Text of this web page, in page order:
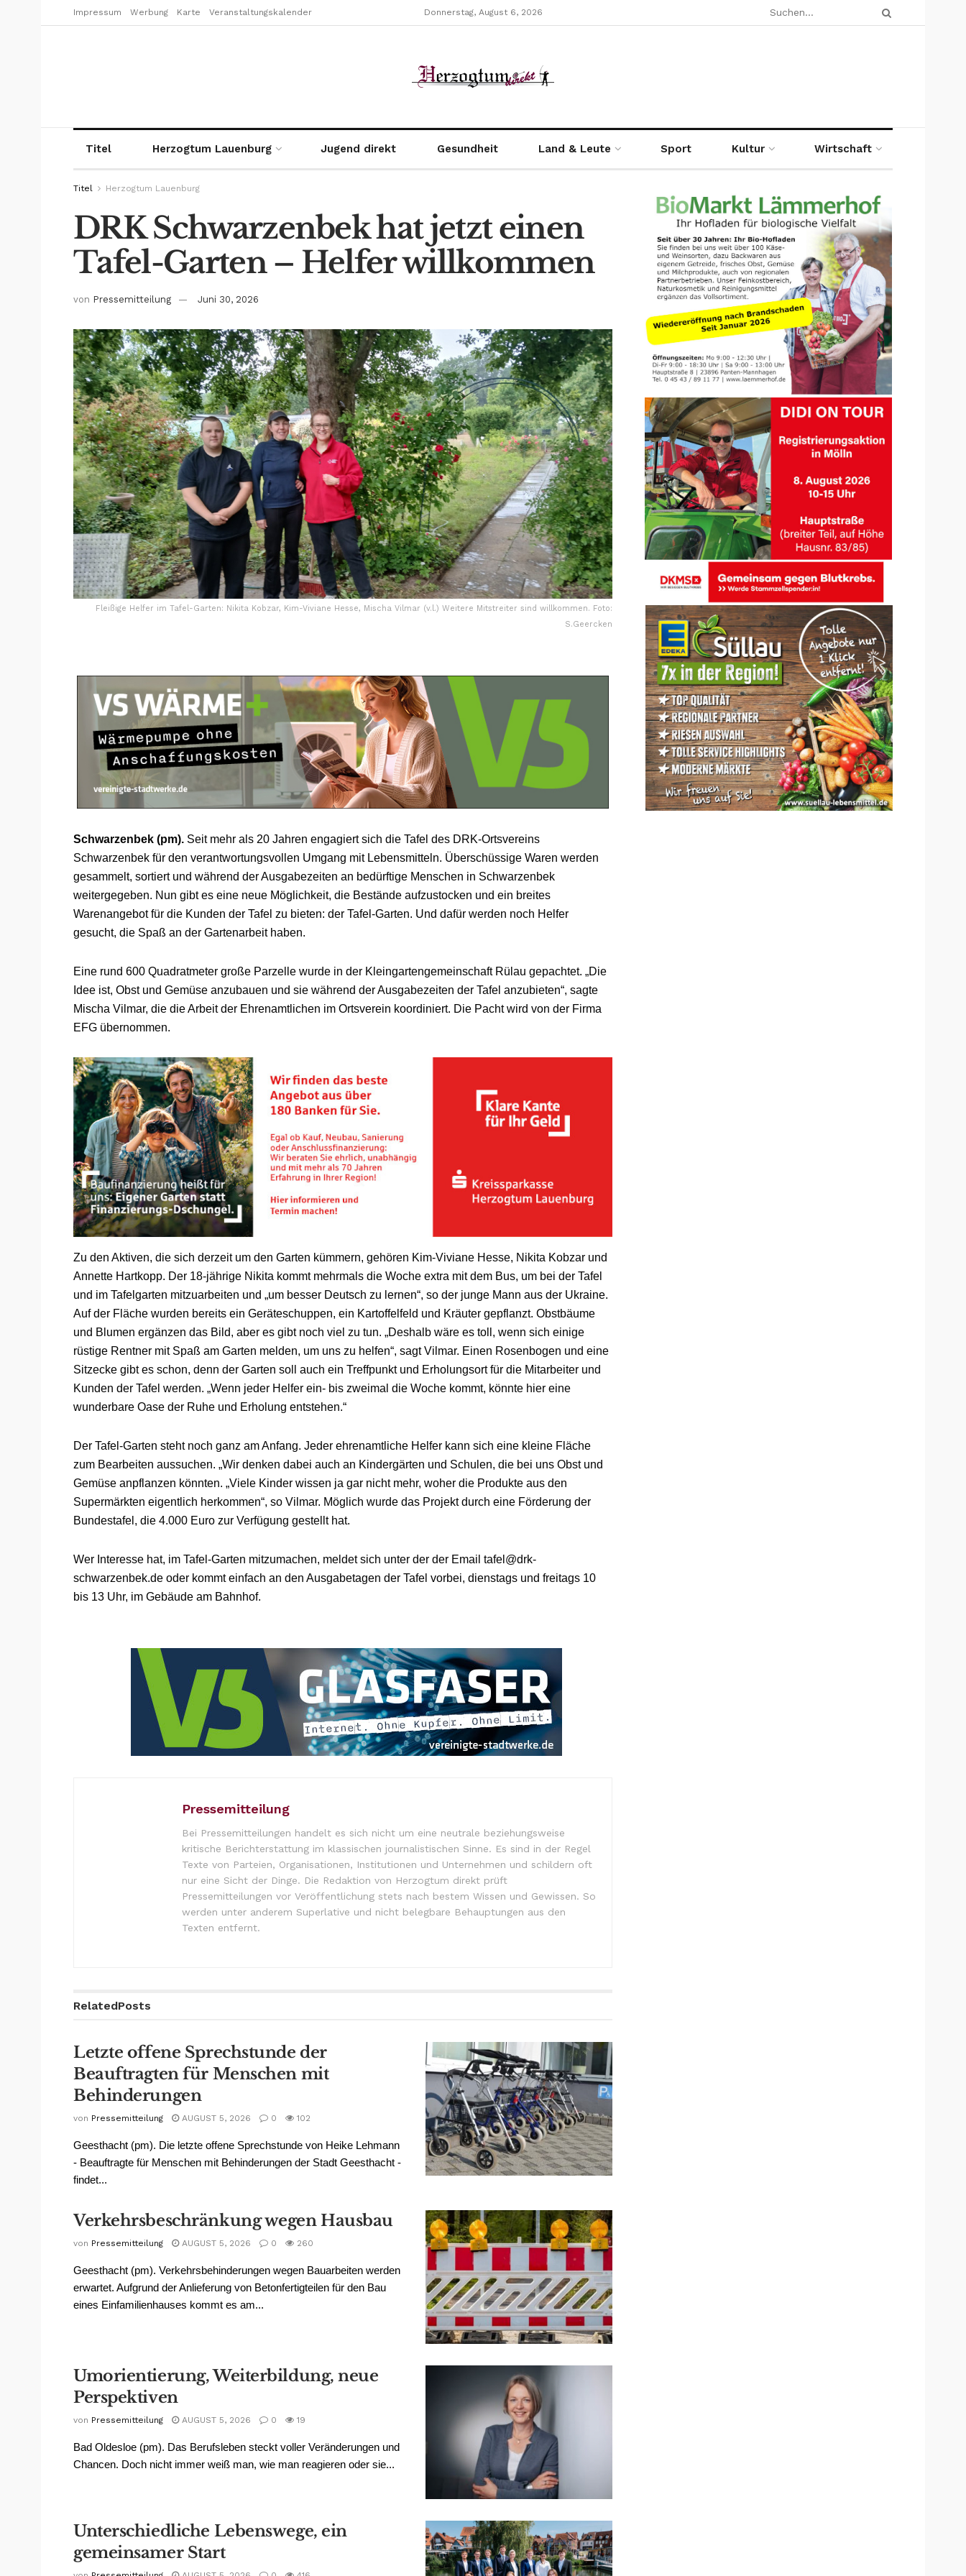
Impressum Werbung Karte Veranstaltungskalender Donnerstag, August 6, 2026
Titel Herzogtum Lauenburg Jugend direkt Gesundheit Land & Leute Sport Kultur Wirtschaft
Titel Herzogtum Lauenburg
DRK Schwarzenbek hat jetzt einen
Tafel-Garten – Helfer willkommen
von Pressemitteilung Juni 30, 2026
Fleißige Helfer im Tafel-Garten: Nikita Kobzar, Kim-Viviane Hesse, Mischa Vilmar (v.l.) Weitere Mitstreiter sind willkommen. Foto:
S.Geercken
Schwarzenbek (pm). Seit mehr als 20 Jahren engagiert sich die Tafel des DRK-Ortsvereins
Schwarzenbek für den verantwortungsvollen Umgang mit Lebensmitteln. Überschüssige Waren werden
gesammelt, sortiert und während der Ausgabezeiten an bedürftige Menschen in Schwarzenbek
weitergegeben. Nun gibt es eine neue Möglichkeit, die Bestände aufzustocken und ein breites
Warenangebot für die Kunden der Tafel zu bieten: der Tafel-Garten. Und dafür werden noch Helfer
gesucht, die Spaß an der Gartenarbeit haben.
Eine rund 600 Quadratmeter große Parzelle wurde in der Kleingartengemeinschaft Rülau gepachtet. „Die
Idee ist, Obst und Gemüse anzubauen und sie während der Ausgabezeiten der Tafel anzubieten“, sagte
Mischa Vilmar, die die Arbeit der Ehrenamtlichen im Ortsverein koordiniert. Die Pacht wird von der Firma
EFG übernommen.
Zu den Aktiven, die sich derzeit um den Garten kümmern, gehören Kim-Viviane Hesse, Nikita Kobzar und
Annette Hartkopp. Der 18-jährige Nikita kommt mehrmals die Woche extra mit dem Bus, um bei der Tafel
und im Tafelgarten mitzuarbeiten und „um besser Deutsch zu lernen“, so der junge Mann aus der Ukraine.
Auf der Fläche wurden bereits ein Geräteschuppen, ein Kartoffelfeld und Kräuter gepflanzt. Obstbäume
und Blumen ergänzen das Bild, aber es gibt noch viel zu tun. „Deshalb wäre es toll, wenn sich einige
rüstige Rentner mit Spaß am Garten melden, um uns zu helfen“, sagt Vilmar. Einen Rosenbogen und eine
Sitzecke gibt es schon, denn der Garten soll auch ein Treffpunkt und Erholungsort für die Mitarbeiter und
Kunden der Tafel werden. „Wenn jeder Helfer ein- bis zweimal die Woche kommt, könnte hier eine
wunderbare Oase der Ruhe und Erholung entstehen.“
Der Tafel-Garten steht noch ganz am Anfang. Jeder ehrenamtliche Helfer kann sich eine kleine Fläche
zum Bearbeiten aussuchen. „Wir denken dabei auch an Kindergärten und Schulen, die bei uns Obst und
Gemüse anpflanzen könnten. „Viele Kinder wissen ja gar nicht mehr, woher die Produkte aus den
Supermärkten eigentlich herkommen“, so Vilmar. Möglich wurde das Projekt durch eine Förderung der
Bundestafel, die 4.000 Euro zur Verfügung gestellt hat.
Wer Interesse hat, im Tafel-Garten mitzumachen, meldet sich unter der der Email tafel@drk-
schwarzenbek.de oder kommt einfach an den Ausgabetagen der Tafel vorbei, dienstags und freitags 10
bis 13 Uhr, im Gebäude am Bahnhof.
Pressemitteilung
Bei Pressemitteilungen handelt es sich nicht um eine neutrale beziehungsweise
kritische Berichterstattung im klassischen journalistischen Sinne. Es sind in der Regel
Texte von Parteien, Organisationen, Institutionen und Unternehmen und schildern oft
nur eine Sicht der Dinge. Die Redaktion von Herzogtum direkt prüft
Pressemitteilungen vor Veröffentlichung stets nach bestem Wissen und Gewissen. So
werden unter anderem Superlative und nicht belegbare Behauptungen aus den
Texten entfernt.
RelatedPosts
Letzte offene Sprechstunde der
Beauftragten für Menschen mit
Behinderungen
von Pressemitteilung AUGUST 5, 2026 0 102
Geesthacht (pm). Die letzte offene Sprechstunde von Heike Lehmann
- Beauftragte für Menschen mit Behinderungen der Stadt Geesthacht -
findet...
Verkehrsbeschränkung wegen Hausbau
von Pressemitteilung AUGUST 5, 2026 0 260
Geesthacht (pm). Verkehrsbehinderungen wegen Bauarbeiten werden
erwartet. Aufgrund der Anlieferung von Betonfertigteilen für den Bau
eines Einfamilienhauses kommt es am...
Umorientierung, Weiterbildung, neue
Perspektiven
von Pressemitteilung AUGUST 5, 2026 0 19
Bad Oldesloe (pm). Das Berufsleben steckt voller Veränderungen und
Chancen. Doch nicht immer weiß man, wie man reagieren oder sie...
Unterschiedliche Lebenswege, ein
gemeinsamer Start